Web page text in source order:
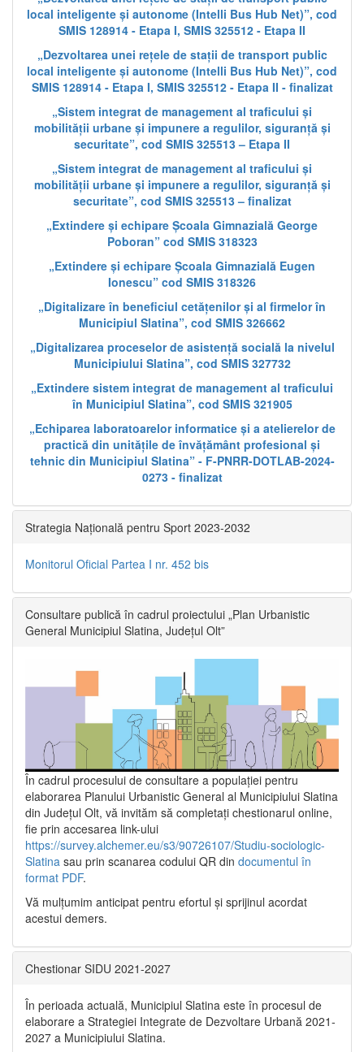
local inteligente și autonome (Intelli Bus Hub Net)”, cod
SMIS 128914 - Etapa I, SMIS 325512 - Etapa II
„Dezvoltarea unei rețele de stații de transport public
local inteligente și autonome (Intelli Bus Hub Net)”, cod
SMIS 128914 - Etapa I, SMIS 325512 - Etapa II - finalizat
„Sistem integrat de management al traficului și
mobilității urbane și impunere a regulilor, siguranță și
securitate”, cod SMIS 325513 – Etapa II
„Sistem integrat de management al traficului și
mobilității urbane și impunere a regulilor, siguranță și
securitate”, cod SMIS 325513 – finalizat
„Extindere și echipare Școala Gimnazială George
Poboran” cod SMIS 318323
„Extindere și echipare Școala Gimnazială Eugen
Ionescu” cod SMIS 318326
„Digitalizare în beneficiul cetățenilor și al firmelor în
Municipiul Slatina”, cod SMIS 326662
„Digitalizarea proceselor de asistență socială la nivelul
Municipiului Slatina”, cod SMIS 327732
„Extindere sistem integrat de management al traficului
în Municipiul Slatina”, cod SMIS 321905
„Echiparea laboratoarelor informatice și a atelierelor de
practică din unitățile de învățământ profesional și
tehnic din Municipiul Slatina” - F-PNRR-DOTLAB-2024-
0273 - finalizat
Strategia Națională pentru Sport 2023-2032
Monitorul Oficial Partea I nr. 452 bis
Consultare publică în cadrul proiectului „Plan Urbanistic
General Municipiul Slatina, Județul Olt”
În cadrul procesului de consultare a populaţiei pentru
elaborarea Planului Urbanistic General al Municipiului Slatina
din Județul Olt, vă invităm să completați chestionarul online,
fie prin accesarea link-ului
https://survey.alchemer.eu/s3/90726107/Studiu-sociologic-
Slatina sau prin scanarea codului QR din documentul în
format PDF.
Vă mulţumim anticipat pentru efortul şi sprijinul acordat
acestui demers.
Chestionar SIDU 2021-2027
În perioada actuală, Municipiul Slatina este în procesul de
elaborare a Strategiei Integrate de Dezvoltare Urbană 2021‐
2027 a Municipiului Slatina.